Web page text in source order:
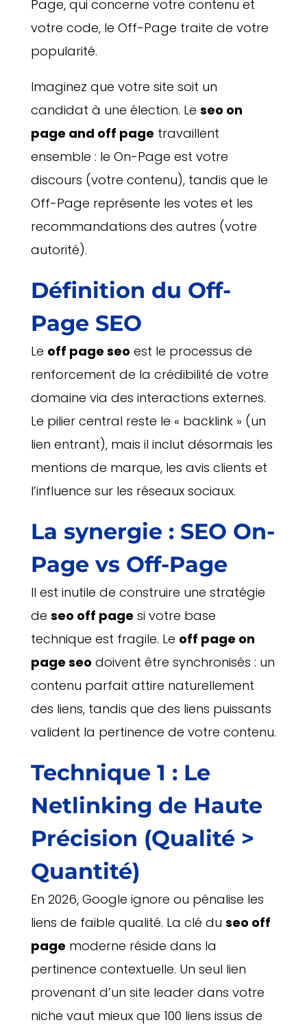
Page, qui concerne votre contenu et
votre code, le Off-Page traite de votre
popularité.
Imaginez que votre site soit un
candidat à une élection. Le seo on
page and off page travaillent
ensemble : le On-Page est votre
discours (votre contenu), tandis que le
Off-Page représente les votes et les
recommandations des autres (votre
autorité).
Définition du Off-
Page SEO
Le off page seo est le processus de
renforcement de la crédibilité de votre
domaine via des interactions externes.
Le pilier central reste le « backlink » (un
lien entrant), mais il inclut désormais les
mentions de marque, les avis clients et
l’influence sur les réseaux sociaux.
La synergie : SEO On-
Page vs Off-Page
Il est inutile de construire une stratégie
de seo off page si votre base
technique est fragile. Le off page on
page seo doivent être synchronisés : un
contenu parfait attire naturellement
des liens, tandis que des liens puissants
valident la pertinence de votre contenu.
Technique 1 : Le
Netlinking de Haute
Précision (Qualité >
Quantité)
En 2026, Google ignore ou pénalise les
liens de faible qualité. La clé du seo off
page moderne réside dans la
pertinence contextuelle. Un seul lien
provenant d’un site leader dans votre
niche vaut mieux que 100 liens issus de